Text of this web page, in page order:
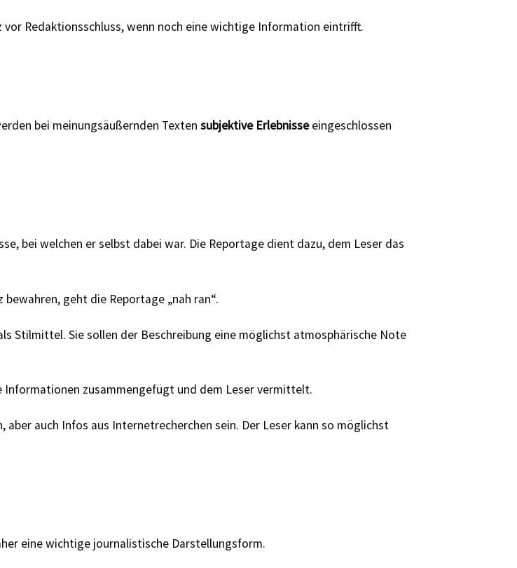
Redaktionsschluss, wenn noch eine wichtige Information eintrifft.
bei meinungsäußernden Texten subjektive Erlebnisseeingeschlossen
bei welchen er selbst dabei war. Die Reportage dient dazu, dem Leser das
geht die Reportage „nah ran“.
Stilmittel. Sie sollen der Beschreibung eine möglichst atmosphärische Note
zusammengefügt und dem Leser vermittelt.
auch Infos aus Internetrecherchen sein. Der Leser kann so möglichst
eine wichtige journalistische Darstellungsform.